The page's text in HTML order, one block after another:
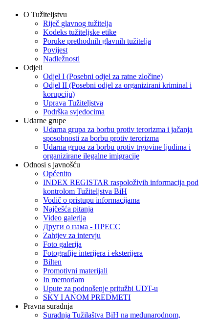
O Tužiteljstvu
Riječ glavnog tužitelja
Kodeks tužiteljske etike
Poruke prethodnih glavnih tužitelja
Povijest
Nadležnosti
Odjeli
Odjel I (Posebni odjel za ratne zločine)
Odjel II (Posebni odjel za organizirani kriminal i
korupciju)
Uprava Tužiteljstva
Podrška svjedocima
Udarne grupe
Udarna grupa za borbu protiv terorizma i jačanja
sposobnosti za borbu protiv terorizma
Udarna grupa za borbu protiv trgovine ljudima i
organizirane ilegalne imigracije
Odnosi s javnošću
Općenito
INDEX REGISTAR raspoloživih informacija pod
kontrolom Tužiteljstva BiH
Vodič o pristupu informacijama
Najčešća pitanja
Video galerija
Други о нама - ПРЕСC
Zahtjev za intervju
Foto galerija
Fotografije interijera i eksterijera
Bilten
Promotivni materijali
In memoriam
Upute za podnošenje pritužbi UDT-u
SKY I ANOM PREDMETI
Pravna suradnja
Suradnja Tužilaštva BiH na međunarodnom,